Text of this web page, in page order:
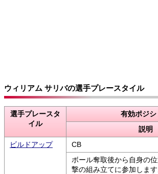
ウィリアム サリバの選手プレースタイル
選手プレースタ
イル
有効ポジシ
説明
ビルドアップ
CB
ボール奪取後から自身の
撃の組み立てに参加します